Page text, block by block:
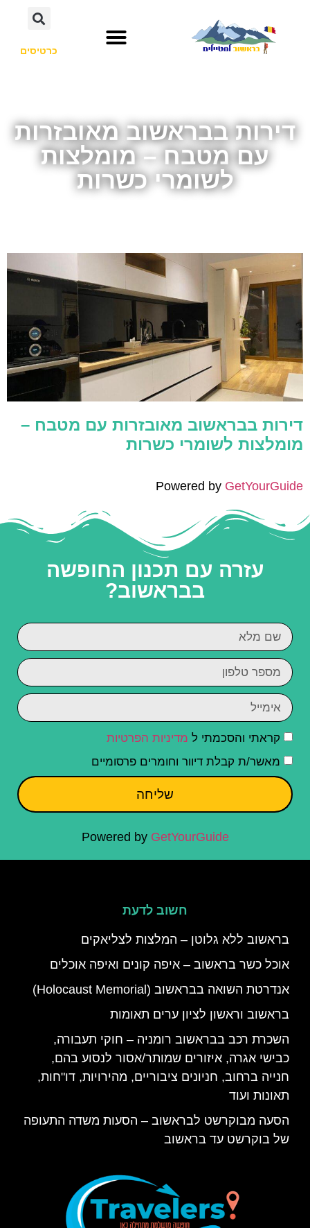
כרטיסים
דירות בבראשוב מאובזרות
עם מטבח – מומלצות
לשומרי כשרות
דירות בבראשוב מאובזרות עם מטבח –
מומלצות לשומרי כשרות
Powered by GetYourGuide
עזרה עם תכנון החופשה
בבראשוב?
קראתי והסכמתי ל מדיניות הפרטיות
מאשר/ת קבלת דיוור וחומרים פרסומיים
שליחה
Powered by GetYourGuide
חשוב לדעת
בראשוב ללא גלוטן – המלצות לצליאקים
אוכל כשר בראשוב – איפה קונים ואיפה אוכלים
אנדרטת השואה בבראשוב (Holocaust Memorial)
בראשוב וראשון לציון ערים תאומות
השכרת רכב בבראשוב רומניה – חוקי תעבורה,
כבישי אגרה, איזורים שמותר/אסור לנסוע בהם,
חנייה ברחוב, חניונים ציבוריים, מהירויות, דו"חות,
תאונות ועוד
הסעה מבוקרשט לבראשוב – הסעות משדה התעופה
של בוקרשט עד בראשוב